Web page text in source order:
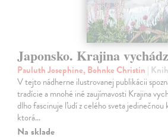
Japonsko. Krajina
Pauluth Josephine, Bohnke Christin |
V tejto nádherne ilustrovanej publikácii
tradície a mnohé iné zaujímavosti Krajina
dlho fascinuje ľudí z celého sveta
ktorá…
Na sklade